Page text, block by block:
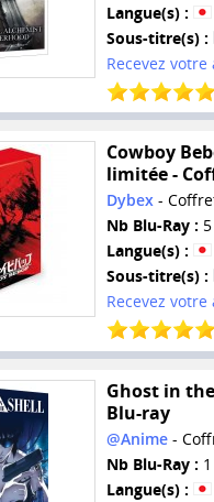
Langue(s) :
Sous-titre(s) :
Recevez
Cowboy
limitée -
Dybex-
Nb Blu-Ray :
Langue(s) :
Sous-titre(s) :
Recevez
Ghost in
Blu-ray
@Anime-
Nb Blu-Ray :
Langue(s) :